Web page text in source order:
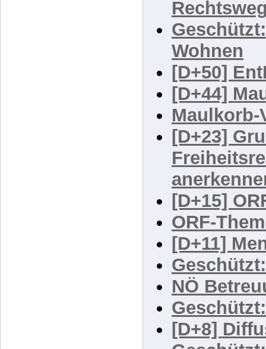
[D+51]
Wohnen
[D+50]
[D+44]
Maulkorb-
[D+23]
[D+15]
ORF-
[D+11]
NÖ